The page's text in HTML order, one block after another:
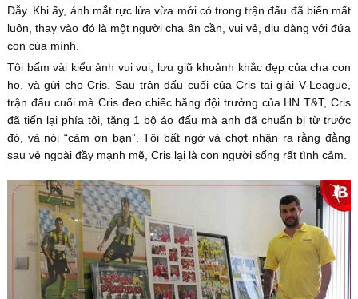
Đẫy. Khi ấy, ánh mắt rực lửa vừa mới có trong trận đấu đã biến mất
luôn, thay vào đó là một người cha ân cần, vui vẻ, dịu dàng với đứa
con của mình.
Tôi bấm vài kiểu ảnh vui vui, lưu giữ khoảnh khắc đẹp của cha con
họ, và gửi cho Cris. Sau trận đấu cuối của Cris tại giải V-League,
trận đấu cuối mà Cris đeo chiếc băng đội trưởng của HN T&T, Cris
đã tiến lại phía tôi, tặng 1 bộ áo đấu mà anh đã chuẩn bị từ trước
đó, và nói “cảm ơn bạn”. Tôi bất ngờ và chợt nhận ra rằng đằng
sau vẻ ngoài đầy mạnh mẽ, Cris lại là con người sống rất tình cảm.